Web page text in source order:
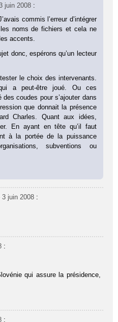
juin 2008 :
commis l’erreur d’intégrer
noms de fichiers et cela ne
accents.
donc, espérons qu’un lecteur
le choix des intervenants.
a peut-être joué. Ou ces
coudes pour s’ajouter dans
que donnait la présence
Charles. Quant aux idées,
En ayant en tête qu’il faut
à la portée de la puissance
subventions ou
3 juin 2008 :
:
qui assure la présidence,
: